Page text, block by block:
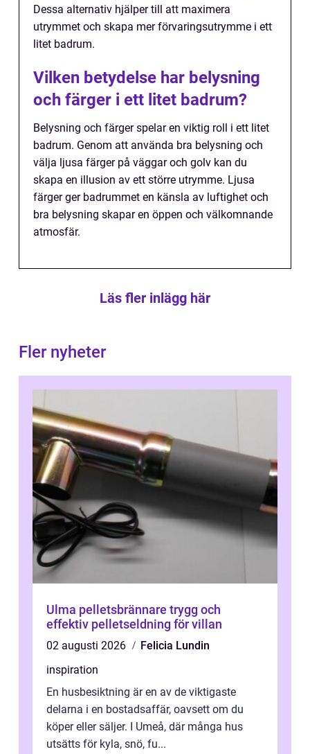
Dessa alternativ hjälper till att maximera
utrymmet och skapa mer förvaringsutrymme i ett
litet badrum.
Vilken betydelse har belysning
och färger i ett litet badrum?
Belysning och färger spelar en viktig roll i ett litet
badrum. Genom att använda bra belysning och
välja ljusa färger på väggar och golv kan du
skapa en illusion av ett större utrymme. Ljusa
färger ger badrummet en känsla av luftighet och
bra belysning skapar en öppen och välkomnande
atmosfär.
Läs fler inlägg här
Fler nyheter
Ulma pelletsbrännare trygg och
effektiv pelletseldning för villan
02 augusti 2026
Felicia Lundin
inspiration
En husbesiktning är en av de viktigaste
delarna i en bostadsaffär, oavsett om du
köper eller säljer. I Umeå, där många hus
utsätts för kyla, snö, fu...